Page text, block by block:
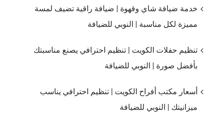
خدمة ضيافة شاي وقهوة | ضيافة راقية تضيف لمسة
مميزة لكل مناسبة | النوبي للضيافة
تنظيم حفلات الكويت | تنظيم احترافي يصنع مناسبتك
بأفضل صورة | النوبي للضيافة
أسعار مكتب أفراح الكويت | تنظيم احترافي يناسب
ميزانيتك | النوبي للضيافة